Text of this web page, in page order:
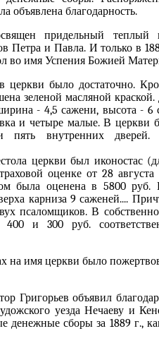
объявлена благодарность.
придельный теплый
Петра и Павла. И только в
во имя Успения Божией
было достаточно.
зеленой масляной
- 4,5 сажени, высота - 6
и четыре малые. В церкви
пять внутренних
церкви был иконостас
оценке от 28 августа
была оценена в 5800 руб.
карниза 9 саженей....
псаломщиков. В
и 300 руб.
на имя церкви было
Григорьев объявил
уезда Нечаеву и
денежные сборы за 1889 г.,